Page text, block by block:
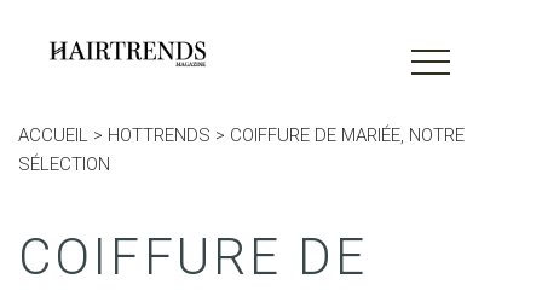
ACCUEIL > HOTTRENDS > COIFFURE DE MARIÉE, NOTRE
SÉLECTION
COIFFURE DE